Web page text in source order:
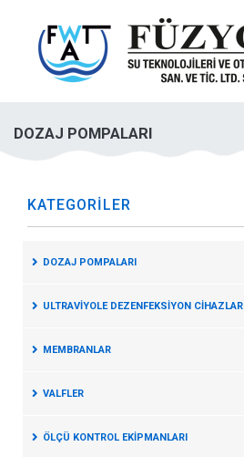
DOZAJ POMPALARI
KATEGORILER
DOZAJ POMPALARI
ULTRAVİYOLE DEZENFEKSİYON CİHAZLARI
MEMBRANLAR
VALFLER
ÖLÇÜ KONTROL EKİPMANLARI